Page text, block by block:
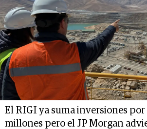
El RIGI ya suma inversiones
millones pero el JP Morgan